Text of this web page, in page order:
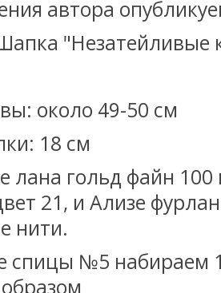
автора
"Незатейливые
около 49-50 см
18 см
лана гольд файн 100
21, и Ализе
нити.
спицы №5 набираем